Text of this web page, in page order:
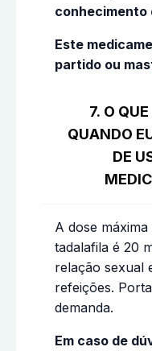
conhecimento
Este
partido ou
7. O
QUANDO
DE
A dose
tadalafila é 20
relação sexual
refeições.
demanda.
Em caso de